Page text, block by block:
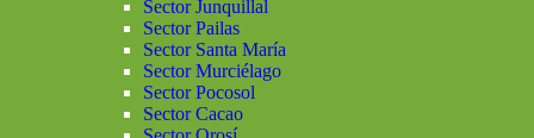
Sector Junquillal
Sector Pailas
Sector Santa María
Sector Murciélago
Sector Pocosol
Sector Cacao